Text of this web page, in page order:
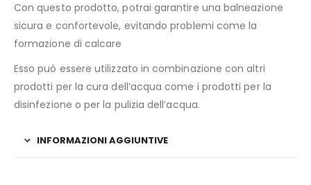
Con questo prodotto, potrai garantire una balneazione
sicura e confortevole, evitando problemi come la
formazione di calcare
Esso può essere utilizzato in combinazione con altri
prodotti per la cura dell’acqua come i prodotti per la
disinfezione o per la pulizia dell’acqua.
INFORMAZIONI AGGIUNTIVE